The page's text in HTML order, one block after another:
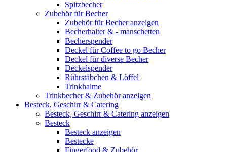
Spitzbecher
Zubehör für Becher
Zubehör für Becher anzeigen
Becherhalter & - manschetten
Becherspender
Deckel für Coffee to go Becher
Deckel für diverse Becher
Deckelspender
Rührstäbchen & Löffel
Trinkhalme
Trinkbecher & Zubehör anzeigen
Besteck, Geschirr & Catering
Besteck, Geschirr & Catering anzeigen
Besteck
Besteck anzeigen
Bestecke
Fingerfood & Zubehör